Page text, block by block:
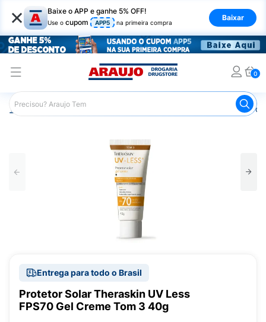
× Baixe o APP e ganhe 5% OFF!
Use o cupom APP5 na primeira compra
Baixar
0
Araujo Beleza e Cuidados
Entrega para todo o Brasil
Protetor Solar Theraskin UV Less
FPS70 Gel Creme Tom 3 40g